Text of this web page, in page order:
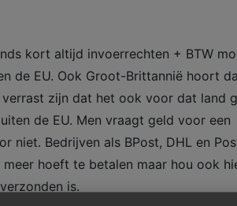
kort altijd invoerrechten + BTW
de EU. Ook Groot-Brittannië hoort
zijn dat het ook voor dat land
de EU. Men vraagt geld voor een
niet. Bedrijven als BPost, DHL en
hoeft te betalen maar hou ook
is.